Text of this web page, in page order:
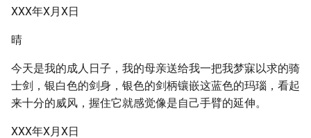
XXX年X月X日
晴
今天是我的成人日子，我的母亲送给我一把我梦寐以求的骑
士剑，银白色的剑身，银色的剑柄镶嵌这蓝色的玛瑙，看起
来十分的威风，握住它就感觉像是自己手臂的延伸。
XXX年X月X日